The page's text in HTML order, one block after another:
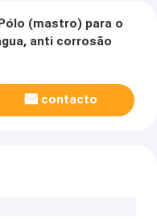
(mastro) para o
anti corrosão
contacto